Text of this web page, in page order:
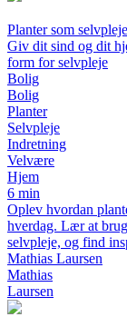
Planter som
Giv dit sind og dit
form for selvpleje
Bolig
Bolig
Planter
Selvpleje
Indretning
Velvære
Hjem
6 min
Oplev hvordan
hverdag. Lær at
selvpleje, og find
Mathias Laursen
Mathias
Laursen